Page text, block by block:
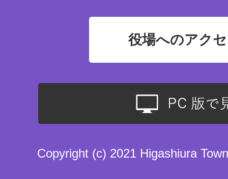
役場へのアク
Copyright (c) 2021 Higashiura